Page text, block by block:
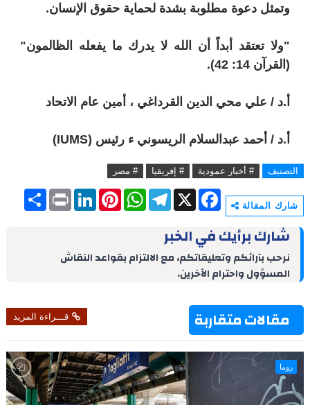
وتمثل دعوة مطلوبة بشدة لحماية حقوق الإنسان.
"ولا تعتقد أبداً أن الله لا يدرك ما يفعله الظالمون"
(القرآن 14: 42).
أ.د / علي محي الدين القرداغي ، أمين عام الاتحاد
أ.د / أحمد عبدالسلام الريسوني ء رئيس (IUMS)
التصنيف # أخبار عمودية # إفريقيا # مصر
شارك المقالة
S
h
P
r
L
I
P
e
W
h
p
T
e
g
a
X
F
a
b
o
k
شارك برأيك في الخبر
نرحب بآرائكم وتعليقاتكم، مع الالتزام بقواعد النقاش
المسؤول واحترام الآخرين.
مقالات متقاربة قـــراءة المزيد
روما